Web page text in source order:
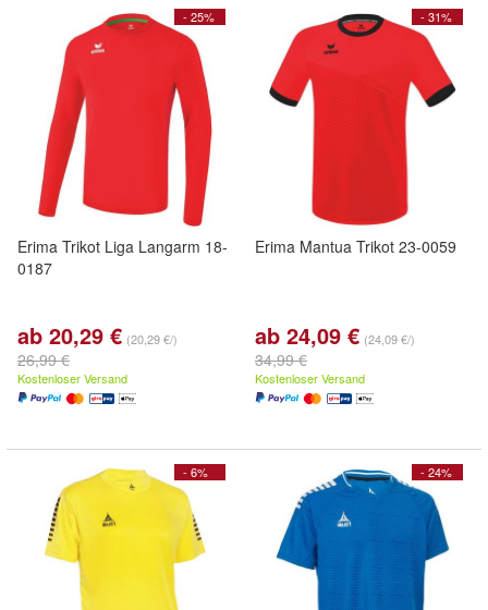
- 25%
Erima Trikot Liga Langarm 18-
0187
ab 20,29 € (20,29 €/)
26,99 €
Kostenloser Versand
- 31%
Erima Mantua Trikot 23-0059
ab 24,09 € (24,09 €/)
34,99 €
Kostenloser Versand
- 6% - 24%